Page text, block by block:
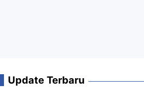
Update Terbaru